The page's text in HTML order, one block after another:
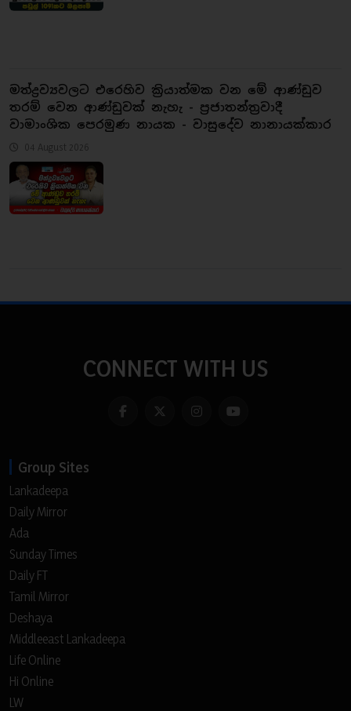
මත්ද්‍රව්‍යවලට එරෙහිව ක්‍රියාත්මක වන මේ ආණ්ඩුව
තරම් වෙන ආණ්ඩුවක් නැහැ - ප්‍රජාතන්ත්‍රවාදී
වාමාංශික පෙරමුණ නායක - වාසුදේව නානායක්කාර
04 August 2026
CONNECT WITH US
Group Sites
Lankadeepa
Daily Mirror
Ada
Sunday Times
Daily FT
Tamil Mirror
Deshaya
Middleeast Lankadeepa
Life Online
Hi Online
LW